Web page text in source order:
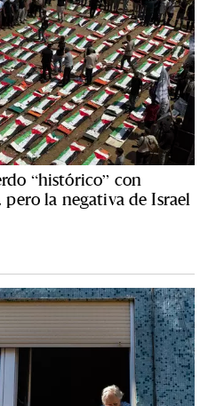
“histórico” con
pero la negativa de Israel